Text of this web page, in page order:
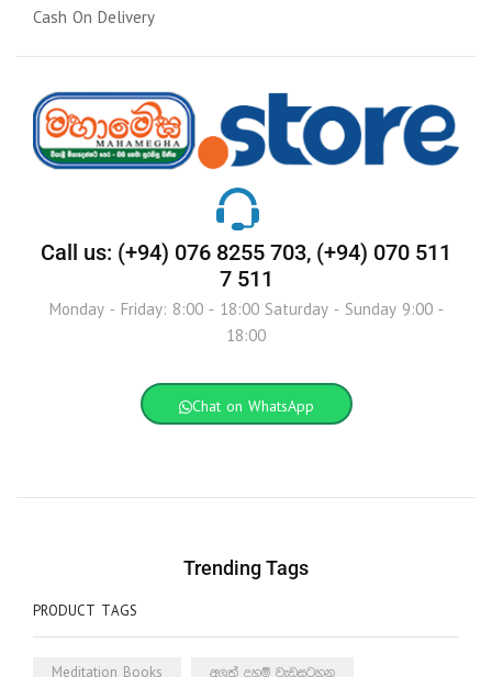
Cash On Delivery
Call us: (+94) 076 8255 703, (+94) 070 511
7 511
Monday - Friday: 8:00 - 18:00 Saturday - Sunday 9:00 -
18:00
Chat on WhatsApp
Trending Tags
PRODUCT TAGS
Meditation Books අලුත් දහම් වැඩසටහන